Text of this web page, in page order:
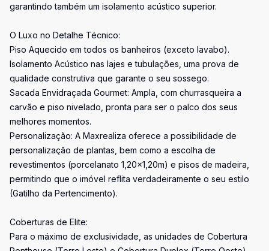
garantindo também um isolamento acústico superior.
O Luxo no Detalhe Técnico:
Piso Aquecido em todos os banheiros (exceto lavabo).
Isolamento Acústico nas lajes e tubulações, uma prova de
qualidade construtiva que garante o seu sossego.
Sacada Envidraçada Gourmet: Ampla, com churrasqueira a
carvão e piso nivelado, pronta para ser o palco dos seus
melhores momentos.
Personalização: A Maxrealiza oferece a possibilidade de
personalização de plantas, bem como a escolha de
revestimentos (porcelanato 1,20x1,20m) e pisos de madeira,
permitindo que o imóvel reflita verdadeiramente o seu estilo
(Gatilho da Pertencimento).
Coberturas de Elite:
Para o máximo de exclusividade, as unidades de Cobertura